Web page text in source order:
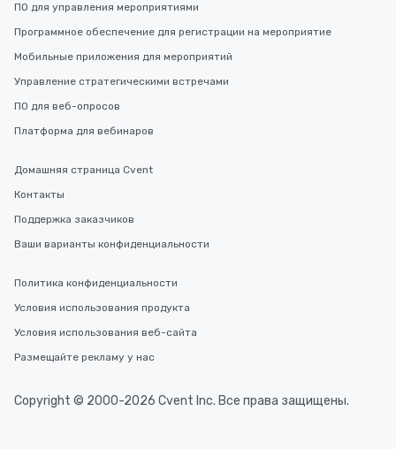
ПО для управления мероприятиями
Программное обеспечение для регистрации на мероприятие
Мобильные приложения для мероприятий
Управление стратегическими встречами
ПО для веб-опросов
Платформа для вебинаров
Домашняя страница Cvent
Контакты
Поддержка заказчиков
Ваши варианты конфиденциальности
Политика конфиденциальности
Условия использования продукта
Условия использования веб-сайта
Размещайте рекламу у нас
Copyright © 2000-2026 Cvent Inc. Все права защищены.